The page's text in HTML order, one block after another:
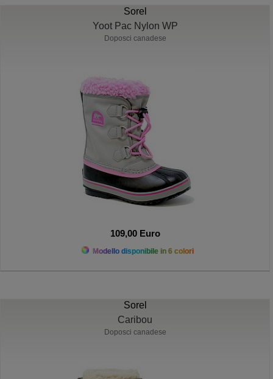
Sorel
Yoot Pac Nylon WP
Doposci canadese
109,00 Euro
Modello disponibile in 6 colori
Sorel
Caribou
Doposci canadese